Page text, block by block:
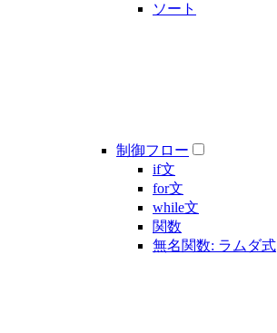
ソート
制御フロー
if文
for文
while文
関数
無名関数: ラムダ式